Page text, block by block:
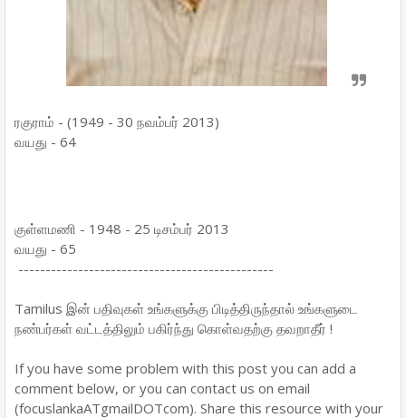
ரகுராம் - (1949 - 30 நவம்பர் 2013)
வயது - 64
குள்ளமணி - 1948 - 25 டிசம்பர் 2013
வயது - 65
-----------------------------------------------
Tamilus இன் பதிவுகள் உங்களுக்கு பிடித்திருந்தால் உங்களுடை
நண்பர்கள் வட்டத்திலும் பகிர்ந்து கொள்வதற்கு தவறாதீர் !
If you have some problem with this post you can add a
comment below, or you can contact us on email
(focuslankaATgmailDOTcom). Share this resource with your